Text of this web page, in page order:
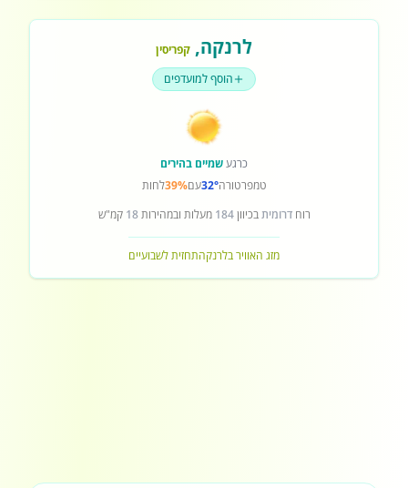
לרנקה, קפריסין
הוסף למועדפים
כרגעשמיים בהירים
טמפרטורה32°עם39%לחות
רוחדרומיתבכיוון184 מעלות ובמהירות18 קמ"ש
מזג האוויר בלרנקהתחזית לשבועיים